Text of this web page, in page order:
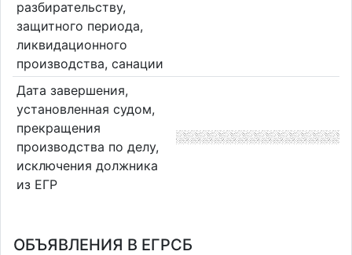
разбирательству,
защитного периода,
ликвидационного
производства, санации
Дата завершения,
установленная судом,
прекращения
производства по делу,
исключения должника
из ЕГР
ОБЪЯВЛЕНИЯ В ЕГРСБ